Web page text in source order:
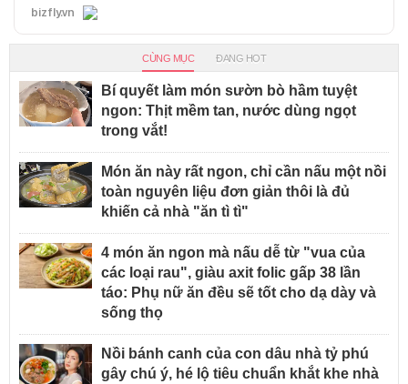
bizfly.vn
CÙNG MỤC ĐANG HOT
Bí quyết làm món sườn bò hầm tuyệt
ngon: Thịt mềm tan, nước dùng ngọt
trong vắt!
Món ăn này rất ngon, chỉ cần nấu một nồi
toàn nguyên liệu đơn giản thôi là đủ
khiến cả nhà "ăn tì tì"
4 món ăn ngon mà nấu dễ từ "vua của
các loại rau", giàu axit folic gấp 38 lần
táo: Phụ nữ ăn đều sẽ tốt cho dạ dày và
sống thọ
Nồi bánh canh của con dâu nhà tỷ phú
gây chú ý, hé lộ tiêu chuẩn khắt khe nhà